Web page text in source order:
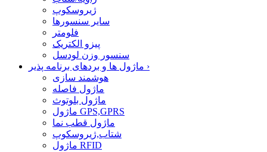
ژیروسکوپ
سایر سنسورها
فلومتر
پیزو الکتریک
سنسور وزن لودسل
›
هوشمند سازی
ماژول فاصله
ماژول بلوتوث
ماژول GPS,GPRS
ماژول قطب نما
شتاب,ژیروسکوپ
ماژول RFID